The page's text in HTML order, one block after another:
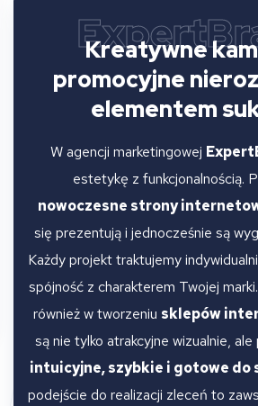
Kreatywne
promocyjne
elementem
W agencji marketingowej
estetykę z funkcjonalnością.
nowoczesne strony
się prezentują i jednocześnie są
Każdy projekt traktujemy
spójność z charakterem Twojej
również w tworzeniu sklepów
są nie tylko atrakcyjne wizualnie,
intuicyjne, szybkie i gotowe do
podejście do realizacji zleceń to